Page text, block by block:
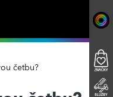
četbu?